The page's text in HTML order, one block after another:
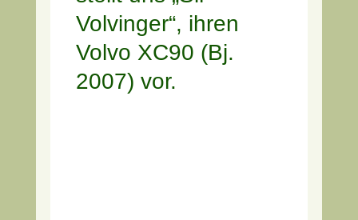
Volvinger“, ihren
Volvo XC90 (Bj.
2007) vor.